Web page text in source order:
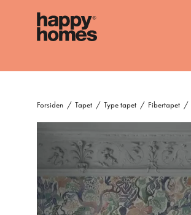
Forsiden / Tapet / Type tapet / Fibertapet /